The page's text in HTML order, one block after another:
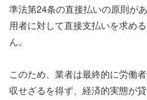
準法第24条の直接払いの原則が
用者に対して直接支払いを求め
ん。
このため、業者は最終的に労働
収せざるを得ず、経済的実態が